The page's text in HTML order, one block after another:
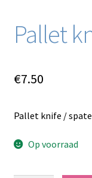
Pallet
€7.50
Pallet knife /
Op voorraad